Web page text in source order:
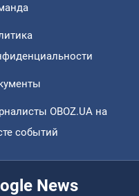
OBOZ.UA на
событий
News